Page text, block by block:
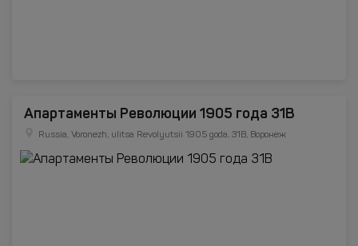
Апартаменты Революции 1905 года 31В
Russia, Voronezh, ulitsa Revolyutsii 1905 goda, 31B, Воронеж